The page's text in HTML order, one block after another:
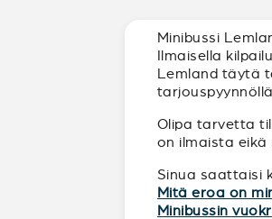
Minibussi
Ilmaisella
Lemland täytä
Olipa tarvetta
on ilmaista eikä
Sinua saattaisi
Mitä eroa on
Minibussin